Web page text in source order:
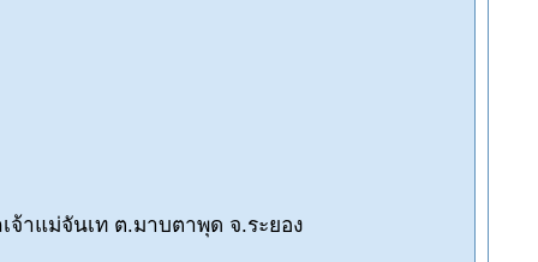
จ้าแม่จันเท ต.มาบตาพุด จ.ระยอง